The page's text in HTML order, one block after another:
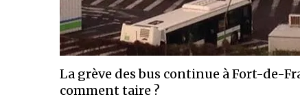
La grève des bus continue à Fort-de-
comment taire ?